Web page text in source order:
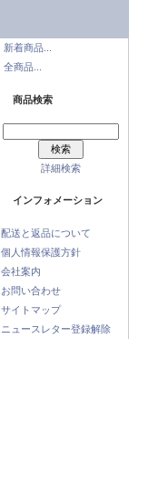
新着商品...
全商品...
商品検索
詳細検索
ンフォメーション
配送と返品について
個人情報保護方針
会社案内
お問い合わせ
サイトマップ
ニュースレター登録解除